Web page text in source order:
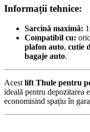
Informații tehnice:
Sarcină maximă:
Compatibil cu:
plafon auto, cutie
bagaje auto.
Acest lift Thule pentru
ideală pentru depozitarea
economisind spațiu în